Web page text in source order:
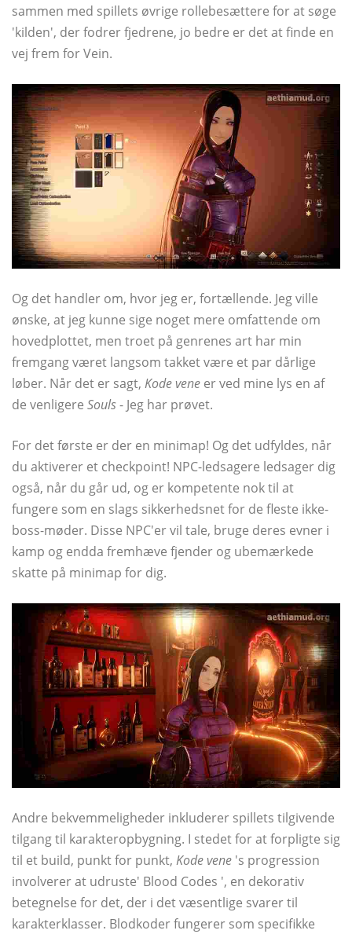
sammen med spillets øvrige rollebesættere for at søge
'kilden', der fodrer fjedrene, jo bedre er det at finde en
vej frem for Vein.
Og det handler om, hvor jeg er, fortællende. Jeg ville
ønske, at jeg kunne sige noget mere omfattende om
hovedplottet, men troet på genrenes art har min
fremgang været langsom takket være et par dårlige
løber. Når det er sagt, Kode vene er ved mine lys en af ​​
de venligere Souls- Jeg har prøvet.
For det første er der en minimap! Og det udfyldes, når
du aktiverer et checkpoint! NPC-ledsagere ledsager dig
også, når du går ud, og er kompetente nok til at
fungere som en slags sikkerhedsnet for de fleste ikke-
boss-møder. Disse NPC'er vil tale, bruge deres evner i
kamp og endda fremhæve fjender og ubemærkede
skatte på minimap for dig.
Andre bekvemmeligheder inkluderer spillets tilgivende
tilgang til karakteropbygning. I stedet for at forpligte sig
til et build, punkt for punkt, Kode vene 's progression
involverer at udruste' Blood Codes ', en dekorativ
betegnelse for det, der i det væsentlige svarer til
karakterklasser. Blodkoder fungerer som specifikke